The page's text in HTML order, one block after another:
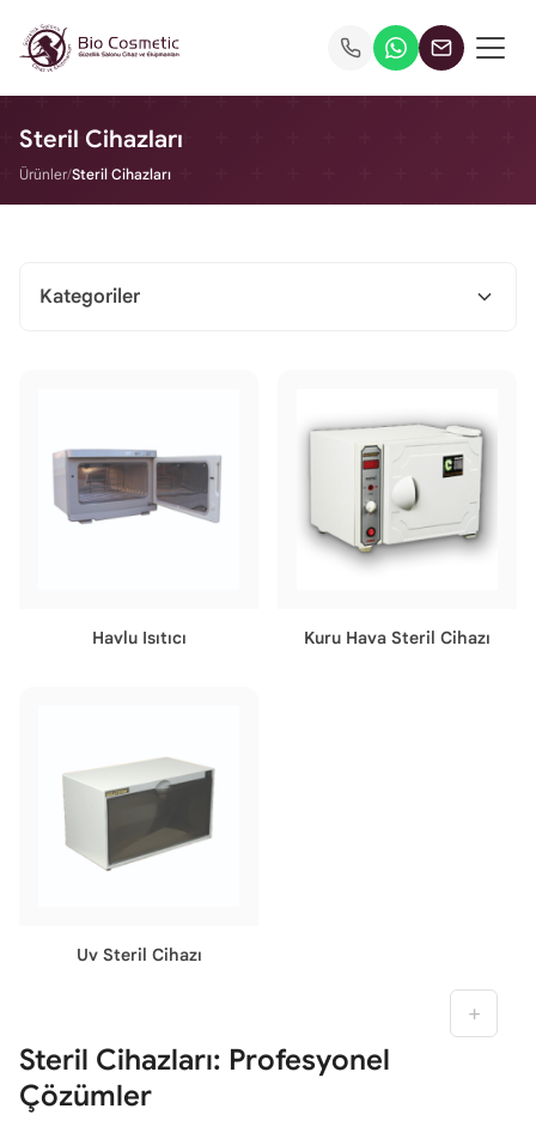
Steril Cihazları
Ürünler/Steril Cihazları
Kategoriler
Havlu Isıtıcı Kuru Hava Steril Cihazı
Uv Steril Cihazı
Steril Cihazları: Profesyonel
Çözümler